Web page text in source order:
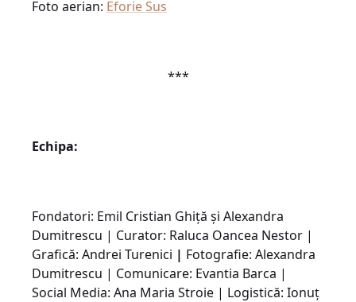
Foto aerian: Eforie Sus
***
Echipa:
Fondatori: Emil Cristian Ghiță și Alexandra
Dumitrescu | Curator: Raluca Oancea Nestor |
Grafică: Andrei Turenici | Fotografie: Alexandra
Dumitrescu | Comunicare: Evantia Barca |
Social Media: Ana Maria Stroie | Logistică: Ionuț